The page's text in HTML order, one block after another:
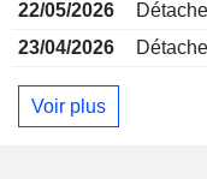
22/05/2026
23/04/2026
Voir plus